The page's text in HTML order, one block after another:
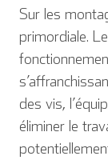
Sur les
primordiale.
des vis,
éliminer le